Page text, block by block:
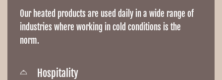
Our heated products are used daily in a wide range of
industries where working in cold conditions is the
norm.
Hospitality